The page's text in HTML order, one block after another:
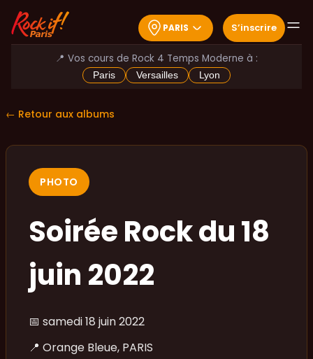
PARIS S’inscrire
📍 Vos cours de Rock 4 Temps Moderne à :
Paris Versailles Lyon
← Retour aux albums
PHOTO
Soirée Rock du 18
juin 2022
📅 samedi 18 juin 2022
📍 Orange Bleue, PARIS